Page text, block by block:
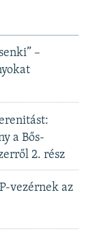
–
a Bős-
2. rész
vezérnek az